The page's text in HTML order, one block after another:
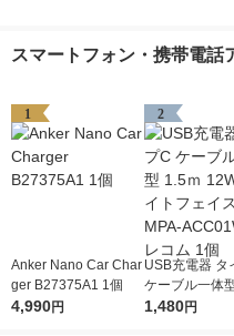
スマートフォン・携帯電話
1
Anker Nano Car Char
ger B27375A1 1個
4,990円
2
USB充電器 タ
ケーブル一体
12W ホワイト
1,480円